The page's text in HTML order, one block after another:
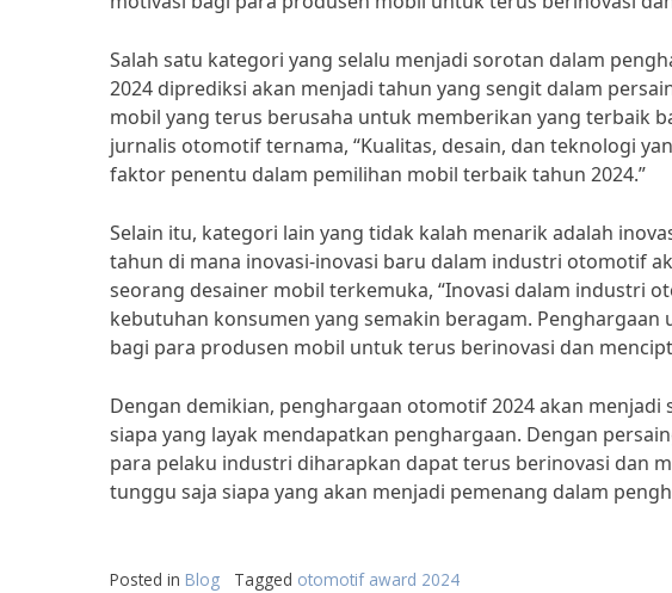
Salah satu kategori yang selalu menjadi sorotan dalam
2024 diprediksi akan menjadi tahun yang sengit dalam
mobil yang terus berusaha untuk memberikan yang terbaik
jurnalis otomotif ternama, “Kualitas, desain, dan teknologi
faktor penentu dalam pemilihan mobil terbaik tahun 2024.”
Selain itu, kategori lain yang tidak kalah menarik adalah
tahun di mana inovasi-inovasi baru dalam industri otomotif
seorang desainer mobil terkemuka, “Inovasi dalam industri
kebutuhan konsumen yang semakin beragam.
bagi para produsen mobil untuk terus berinovasi dan
Dengan demikian, penghargaan otomotif 2024 akan
siapa yang layak mendapatkan penghargaan. Dengan
para pelaku industri diharapkan dapat terus berinovasi dan
tunggu saja siapa yang akan menjadi pemenang dalam
Posted in Blog Tagged otomotif award 2024